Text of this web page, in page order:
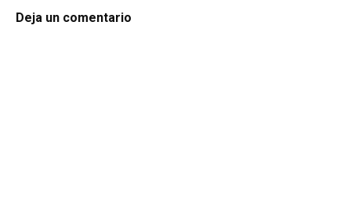
Deja un comentario